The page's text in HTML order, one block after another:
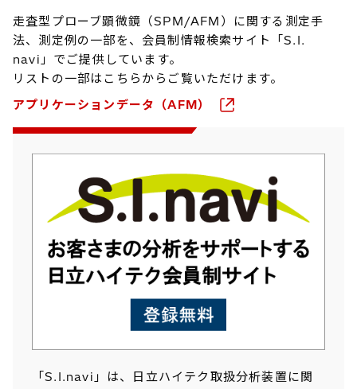
走査型プローブ顕微鏡（SPM/AFM）に関する測定手
法、測定例の一部を、会員制情報検索サイト「S.I.
navi」でご提供しています。
リストの一部はこちらからご覧いただけます。
アプリケーションデータ（AFM）
「S.I.navi」は、日立ハイテク取扱分析装置に関